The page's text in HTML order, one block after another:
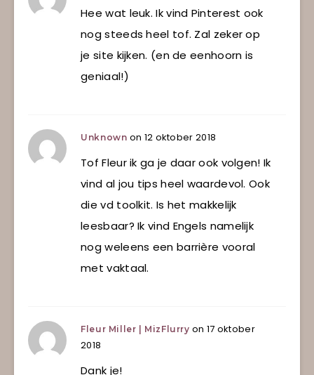
Hee wat leuk. Ik vind Pinterest ook
nog steeds heel tof. Zal zeker op
je site kijken. (en de eenhoorn is
geniaal!)
Unknown on 12 oktober 2018
Tof Fleur ik ga je daar ook volgen! Ik
vind al jou tips heel waardevol. Ook
die vd toolkit. Is het makkelijk
leesbaar? Ik vind Engels namelijk
nog weleens een barrière vooral
met vaktaal.
Fleur Miller | MizFlurry on 17 oktober
2018
Dank je!